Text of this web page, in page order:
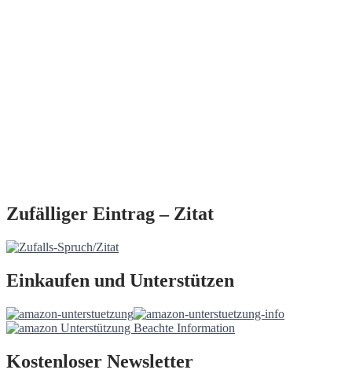
Zufälliger Eintrag – Zitat
Einkaufen und Unterstützen
Kostenloser Newsletter